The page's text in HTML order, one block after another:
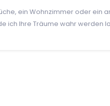
ein Wohnzimmer oder ein
ich Ihre Träume wahr werden